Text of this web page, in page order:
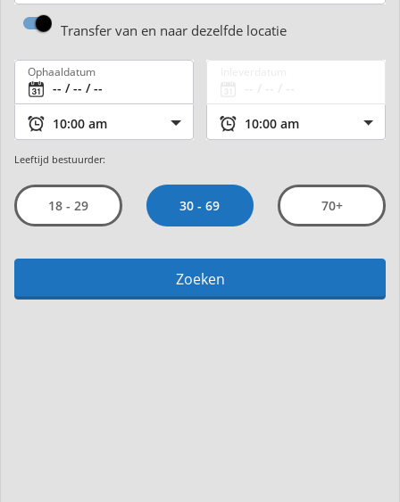
Transfer van en naar dezelfde locatie
Ophaaldatum
Leeftijd bestuurder:
18 - 29 30 - 69 70+
Zoeken